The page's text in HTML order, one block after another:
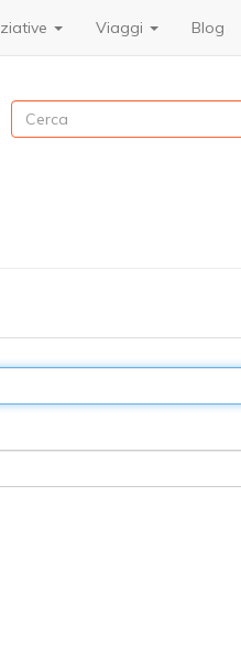
Viaggi Blog
Cerca